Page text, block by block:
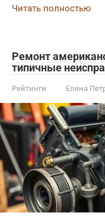
Читать полностью
Ремонт
типичные
Рейтинги Елена